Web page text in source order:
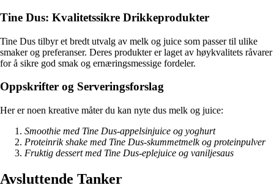
Tine Dus: Kvalitetssikre Drikkeprodukter
Tine Dus tilbyr et bredt utvalg av melk og juice som passer til ulike
smaker og preferanser. Deres produkter er laget av høykvalitets råvarer
for å sikre god smak og ernæringsmessige fordeler.
Oppskrifter og Serveringsforslag
Her er noen kreative måter du kan nyte dus melk og juice:
Smoothie med Tine Dus-appelsinjuice og yoghurt
Proteinrik shake med Tine Dus-skummetmelk og proteinpulver
Fruktig dessert med Tine Dus-eplejuice og vaniljesaus
Avsluttende Tanker